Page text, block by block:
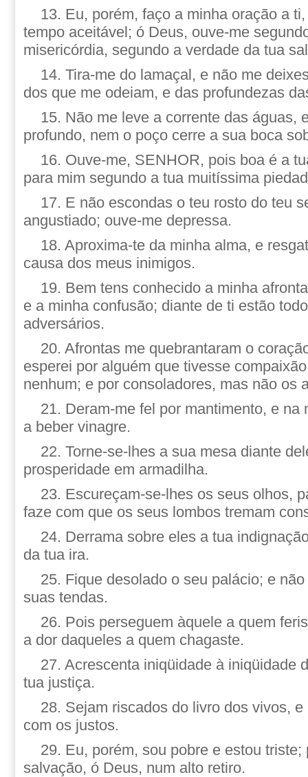
13. Eu, porém, faço a minha oração a
tempo aceitável; ó Deus, ouve-me
misericórdia, segundo a verdade da tua
14. Tira-me do lamaçal, e não me
dos que me odeiam, e das profundezas
15. Não me leve a corrente das águas,
profundo, nem o poço cerre a sua boca
16. Ouve-me, SENHOR, pois boa é a
para mim segundo a tua muitíssima
17. E não escondas o teu rosto do teu
angustiado; ouve-me depressa.
18. Aproxima-te da minha alma, e
causa dos meus inimigos.
19. Bem tens conhecido a minha
e a minha confusão; diante de ti estão
adversários.
20. Afrontas me quebrantaram o
esperei por alguém que tivesse
nenhum; e por consoladores, mas não os
21. Deram-me fel por mantimento, e na
a beber vinagre.
22. Torne-se-lhes a sua mesa diante
prosperidade em armadilha.
23. Escureçam-se-lhes os seus olhos,
faze com que os seus lombos tremam
24. Derrama sobre eles a tua
da tua ira.
25. Fique desolado o seu palácio; e
suas tendas.
26. Pois perseguem àquele a quem
a dor daqueles a quem chagaste.
27. Acrescenta iniqüidade à iniqüidade
tua justiça.
28. Sejam riscados do livro dos vivos,
com os justos.
29. Eu, porém, sou pobre e estou triste;
salvação, ó Deus, num alto retiro.